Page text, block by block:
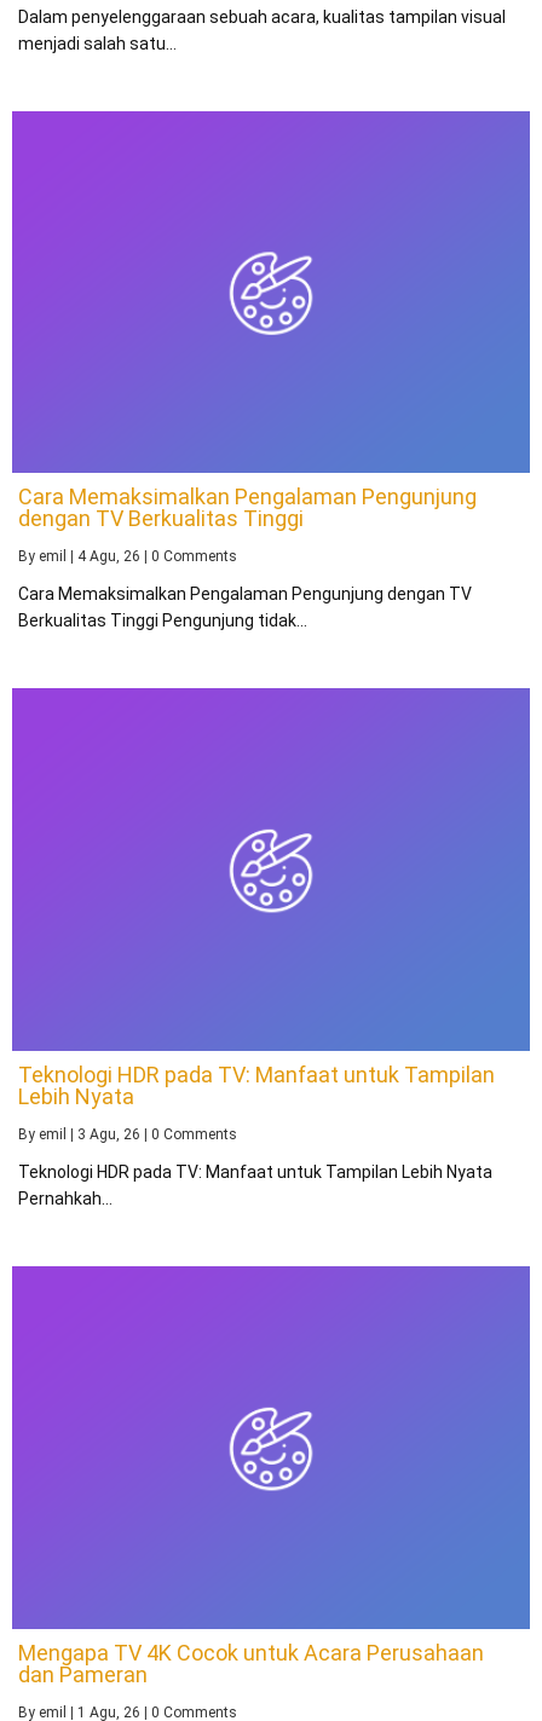
Dalam penyelenggaraan sebuah acara, kualitas tampilan visual
menjadi salah satu…
Cara Memaksimalkan Pengalaman Pengunjung
dengan TV Berkualitas Tinggi
By emil 4 Agu, 26 0 Comments
Cara Memaksimalkan Pengalaman Pengunjung dengan TV
Berkualitas Tinggi Pengunjung tidak…
Teknologi HDR pada TV: Manfaat untuk Tampilan
Lebih Nyata
By emil 3 Agu, 26 0 Comments
Teknologi HDR pada TV: Manfaat untuk Tampilan Lebih Nyata
Pernahkah…
Mengapa TV 4K Cocok untuk Acara Perusahaan
dan Pameran
By emil | 1 Agu, 26 | 0 Comments